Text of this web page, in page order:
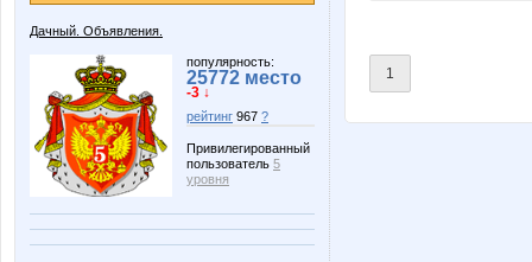
Дачный. Объявления.
популярность:
25772 место
-3 ↓
рейтинг 967 ?
Привилегированный
пользователь 5
уровня
cyznechic
1